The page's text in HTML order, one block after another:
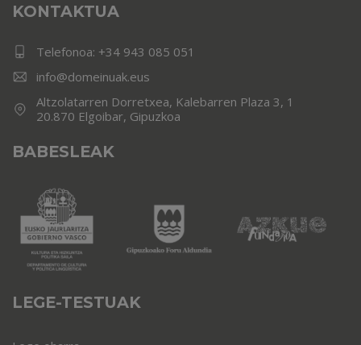
KONTAKTUA
Telefonoa: +34 943 085 051
info@domeinuak.eus
Altzolatarren Dorretxea, Kalebarren Plaza 3, 1
20.870 Elgoibar, Gipuzkoa
BABESLEAK
LEGE-TESTUAK